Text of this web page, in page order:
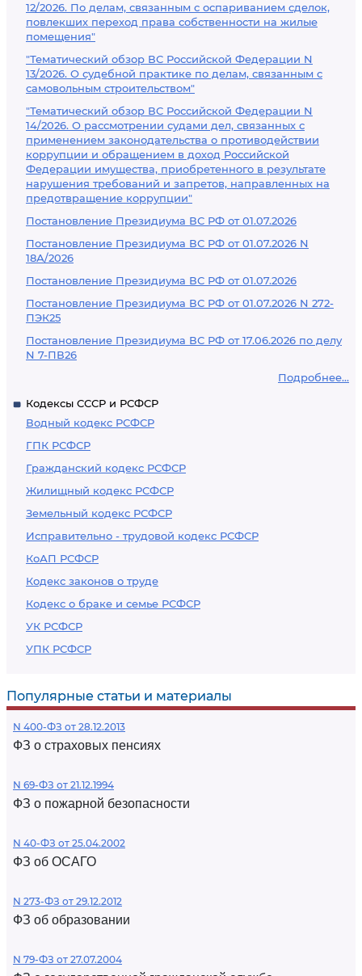
12/2026. По делам, связанным с оспариванием сделок,
повлекших переход права собственности на жилые
помещения"
"Тематический обзор ВС Российской Федерации N
13/2026. О судебной практике по делам, связанным с
самовольным строительством"
"Тематический обзор ВС Российской Федерации N
14/2026. О рассмотрении судами дел, связанных с
применением законодательства о противодействии
коррупции и обращением в доход Российской
Федерации имущества, приобретенного в результате
нарушения требований и запретов, направленных на
предотвращение коррупции"
Постановление Президиума ВС РФ от 01.07.2026
Постановление Президиума ВС РФ от 01.07.2026 N
18А/2026
Постановление Президиума ВС РФ от 01.07.2026
Постановление Президиума ВС РФ от 01.07.2026 N 272-
ПЭК25
Постановление Президиума ВС РФ от 17.06.2026 по делу
N 7-ПВ26
Подробнее...
Кодексы СССР и РСФСР
Водный кодекс РСФСР
ГПК РСФСР
Гражданский кодекс РСФСР
Жилищный кодекс РСФСР
Земельный кодекс РСФСР
Исправительно - трудовой кодекс РСФСР
КоАП РСФСР
Кодекс законов о труде
Кодекс о браке и семье РСФСР
УК РСФСР
УПК РСФСР
Популярные статьи и материалы
N 400-ФЗ от 28.12.2013
ФЗ о страховых пенсиях
N 69-ФЗ от 21.12.1994
ФЗ о пожарной безопасности
N 40-ФЗ от 25.04.2002
ФЗ об ОСАГО
N 273-ФЗ от 29.12.2012
ФЗ об образовании
N 79-ФЗ от 27.07.2004